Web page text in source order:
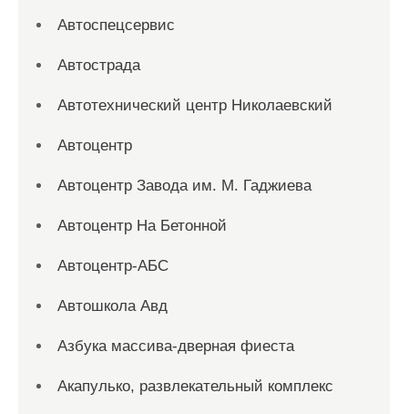
Автоспецсервис
Автострада
Автотехнический центр Николаевский
Автоцентр
Автоцентр Завода им. М. Гаджиева
Автоцентр На Бетонной
Автоцентр-АБС
Автошкола Авд
Азбука массива-дверная фиеста
Акапулько, развлекательный комплекс